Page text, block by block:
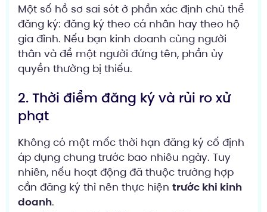
Một số hồ sơ sai sót ở phần xác định chủ thể
đăng ký: đăng ký theo cá nhân hay theo hộ
gia đình. Nếu bạn kinh doanh cùng người
thân và để một người đứng tên, phần ủy
quyền thường bị thiếu.
2. Thời điểm đăng ký và rủi ro xử
phạt
Không có một mốc thời hạn đăng ký cố định
áp dụng chung trước bao nhiêu ngày. Tuy
nhiên, nếu hoạt động đã thuộc trường hợp
cần đăng ký thì nên thực hiện trước khi kinh
doanh.